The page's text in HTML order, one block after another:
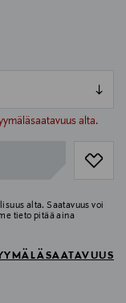
alta.
alta. Saatavuus voi
tieto pitää aina